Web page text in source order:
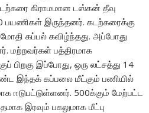
கிராமமான டஸ்கன் தீவு
பயணிகள் இருந்தனர். கடற்கரைக்கு
கப்பல் கவிழ்ந்தது. அப்போது
மற்றவர்கள் பத்திரமாக
பிறகு இப்போது, ஒரு லட்சத்து 14
இந்தக் கப்பலை மீட்கும் பணியில்
ஈடுபட்டுள்ளனர். 500க்கும் மேற்பட்ட
இரவும் பகலுமாக மீட்பு